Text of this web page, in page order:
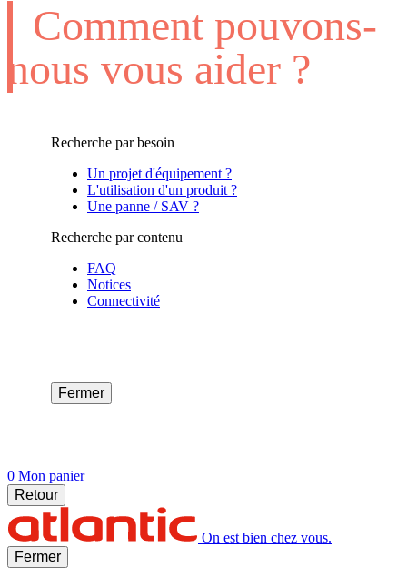
Comment pouvons-
nous vous aider ?
Recherche par besoin
Un projet d'équipement ?
L'utilisation d'un produit ?
Une panne / SAV ?
Recherche par contenu
FAQ
Notices
Connectivité
Fermer
0 Mon panier
Retour
On est bien chez vous.
Fermer